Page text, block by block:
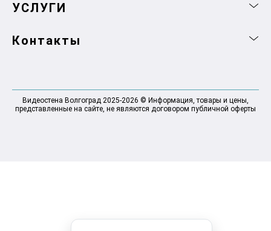
УСЛУГИ
Контакты
Видеостена Волгоград 2025-2026 © Информация, товары и цены,
представленные на сайте, не являются договором публичной оферты